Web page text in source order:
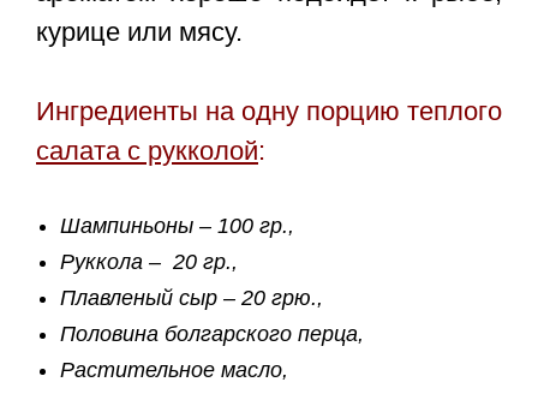
курице или мясу.
Ингредиенты на одну порцию теплого
салата с рукколой:
Шампиньоны – 100 гр.,
Руккола – 20 гр.,
Плавленый сыр – 20 грю.,
Половина болгарского перца,
Растительное масло,